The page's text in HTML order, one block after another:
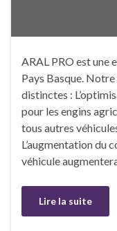
ARAL PRO est une
Pays Basque.
distinctes :
pour les engins
tous autres
L’augmentation du
véhicule
Lire la suite